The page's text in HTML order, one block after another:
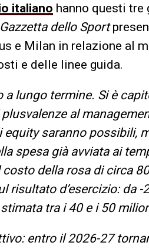
italiano hanno questi
dello Sport
e Milan in relazione al
e delle linee guida.
a lungo termine. Si è
al
saranno possibili,
spesa già avviata ai
della rosa di circa
risultato d’esercizio: da -
tra i 40 e i 50
entro il 2026-27